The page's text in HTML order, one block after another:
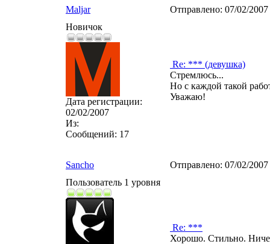
Maljar Отправлено: 07/02/
Новичок
Дата регистрации:
02/02/2007
Из:
Сообщений: 17
Re: *** (девушка)
Стремлюсь...
Но с каждой такой
Уважаю!
Sancho Отправлено: 07/02/
Пользователь 1 уровня
Re: ***
Хорошо. Стильно.